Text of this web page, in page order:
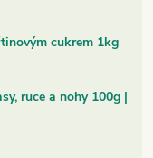
cukrem 1kg
ruce a nohy 100g |